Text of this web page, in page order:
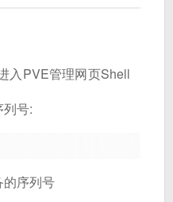
入PVE管理网页Shell
号:
序列号